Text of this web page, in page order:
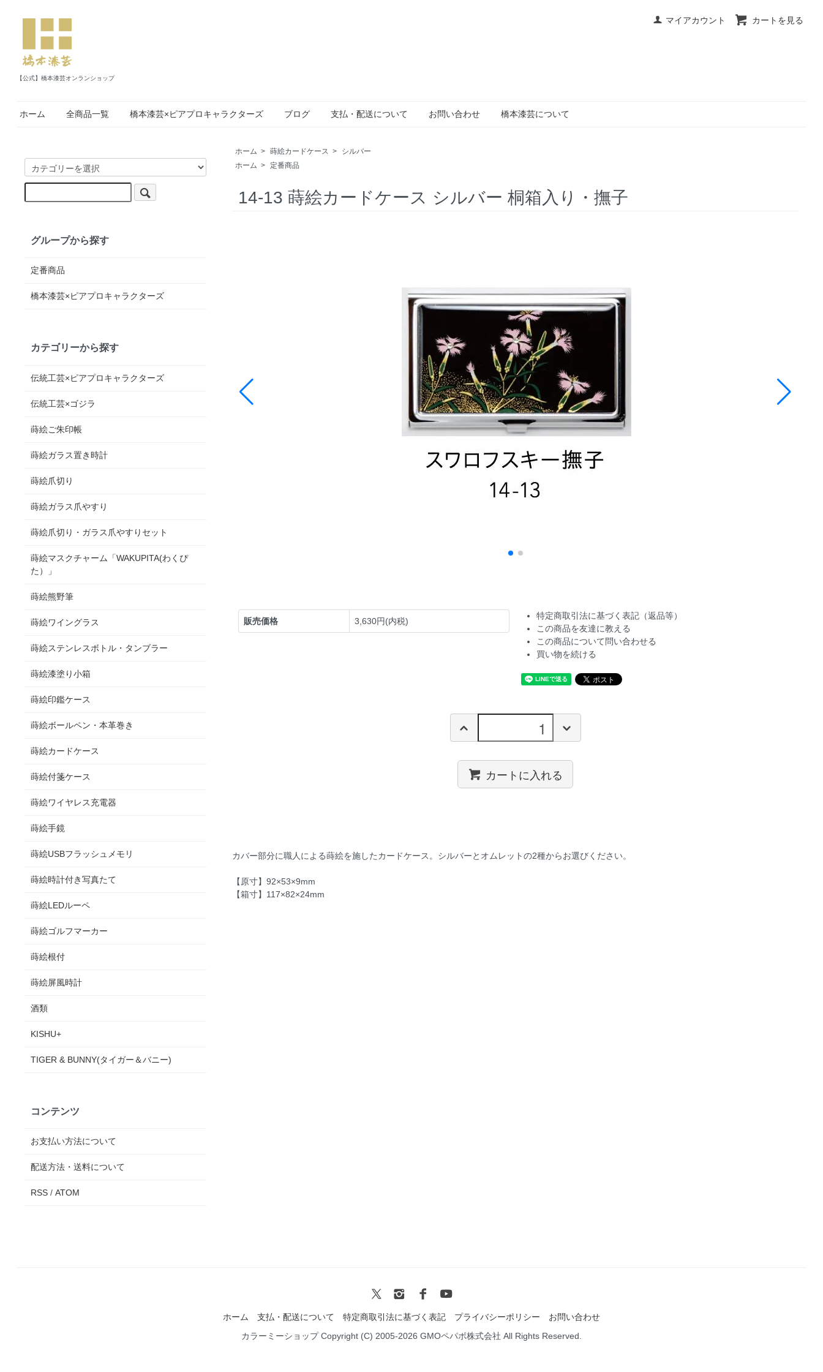
マイアカウント カートを見る
【公式】橋本漆芸オンランショップ
ホーム 全商品一覧 橋本漆芸×ピアプロキャラクターズ ブログ 支払・配送について お問い合わせ 橋本漆芸について
ホーム > 蒔絵カードケース >
シルバー
ホーム > 定番商品
14-13 蒔絵カードケース シルバー 桐箱入り・撫子
販売価格 3,630円(内税)
特定商取引法に基づく表記（返品等）
この商品を友達に教える
この商品について問い合わせる
買い物を続ける
カートに入れる
カバー部分に職人による蒔絵を施したカードケース。シルバーとオムレットの2種からお選びください。
【原寸】92×53×9mm
【箱寸】117×82×24mm
グループから探す
定番商品
橋本漆芸×ピアプロキャラクターズ
カテゴリーから探す
伝統工芸×ピアプロキャラクターズ
伝統工芸×ゴジラ
蒔絵ご朱印帳
蒔絵ガラス置き時計
蒔絵爪切り
蒔絵ガラス爪やすり
蒔絵爪切り・ガラス爪やすりセット
蒔絵マスクチャーム「WAKUPITA(わくぴ
た）」
蒔絵熊野筆
蒔絵ワイングラス
蒔絵ステンレスボトル・タンブラー
蒔絵漆塗り小箱
蒔絵印鑑ケース
蒔絵ボールペン・本革巻き
蒔絵カードケース
蒔絵付箋ケース
蒔絵ワイヤレス充電器
蒔絵手鏡
蒔絵USBフラッシュメモリ
蒔絵時計付き写真たて
蒔絵LEDルーペ
蒔絵ゴルフマーカー
蒔絵根付
蒔絵屏風時計
酒類
KISHU+
TIGER & BUNNY(タイガー＆バニー)
コンテンツ
お支払い方法について
配送方法・送料について
RSS/ ATOM
ホーム 支払・配送について 特定商取引法に基づく表記 プライバシーポリシー
お問い合わせ
カラーミーショップCopyright (C) 2005-2026 GMOペパボ株式会社 All Rights Reserved.